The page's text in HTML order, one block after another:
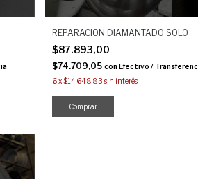
REPARACION DIAMANTADO SOLO
$87.893,00
$74.709,05 con Efectivo /
6x$14.648,83 sin interés
Comprar